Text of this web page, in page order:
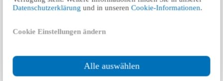
Datenschutzerklärung und in unserenCookie-Informationen.
Cookie Einstellungen ändern
Alle auswählen